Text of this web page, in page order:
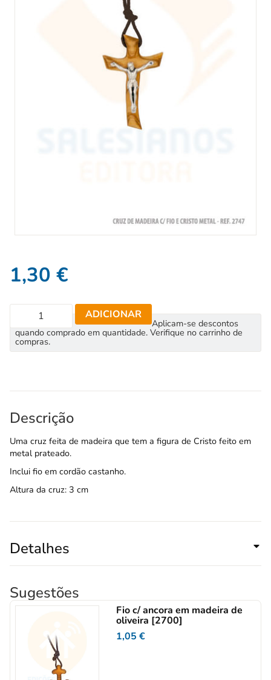
1,30 €
ADICIONAR
Aplicam-se descontos
quando comprado em quantidade. Verifique no carrinho de
compras.
Descrição
Uma cruz feita de madeira que tem a figura de Cristo feito em
metal prateado.
Inclui fio em cordão castanho.
Altura da cruz: 3 cm
Detalhes
Sugestões
Fio c/ ancora em madeira de
oliveira [2700]
1,05€